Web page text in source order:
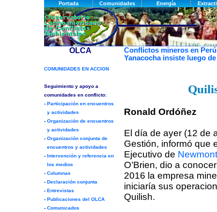
Conflictos mineros en Perú
Yanacocha insiste luego
Ronald Ordóñez
El día de ayer (12 de
Gestión, informó que
Ejecutivo de
O’Brien, dio a
2016 la empresa
iniciaría sus
Quilish.